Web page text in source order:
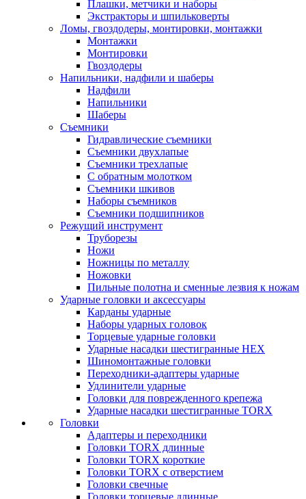
Плашки, метчики и наборы
Экстракторы и шпильковерты
Ломы, гвоздодеры, монтировки, монтажки
Монтажки
Монтировки
Гвоздодеры
Напильники, надфили и шаберы
Надфили
Напильники
Шаберы
Съемники
Гидравлические съемники
Съемники двухлапые
Съемники трехлапые
С обратным молотком
Съемники шкивов
Наборы съемников
Съемники подшипников
Режущий инструмент
Труборезы
Ножи
Ножницы по металлу
Ножовки
Пильные полотна и сменные лезвия к ножам
Ударные головки и аксессуары
Карданы ударные
Наборы ударных головок
Торцевые ударные головки
Ударные насадки шестигранные HEX
Шиномонтажные головки
Переходники-адаптеры ударные
Удлинители ударные
Головки для поврежденного крепежа
Ударные насадки шестигранные TORX
Головки
Адаптеры и переходники
Головки TORX длинные
Головки TORX короткие
Головки TORX с отверстием
Головки свечные
Головки торцевые длинные